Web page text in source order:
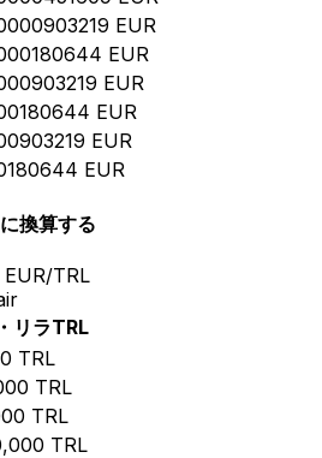
EUR
EUR
EUR
EUR
EUR
EUR
換算する
TRL
リラTRL
TRL
TRL
TRL
TRL